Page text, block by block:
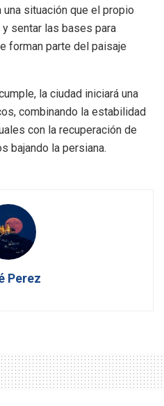
situación que el propio
sentar las bases para
forman parte del paisaje
la ciudad iniciará una
combinando la estabilidad
con la recuperación de
bajando la persiana.
Perez